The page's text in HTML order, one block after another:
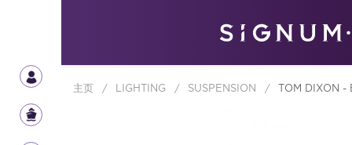
主页 / LIGHTING / SUSPENSION / TOM DIXON